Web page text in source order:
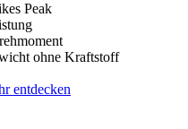
Peak
ohne Kraftstoff
entdecken